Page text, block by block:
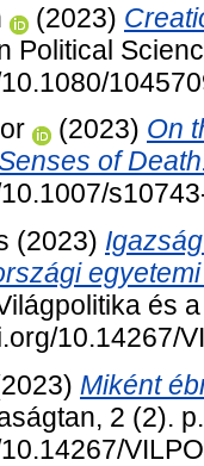
(2023)
Political
(2023) On
of
(2023)
és
10.14267/
Miként
2 (2).